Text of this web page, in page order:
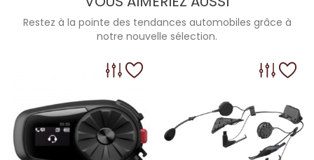
Restez à la pointe des tendances automobiles grâce à
notre nouvelle sélection.